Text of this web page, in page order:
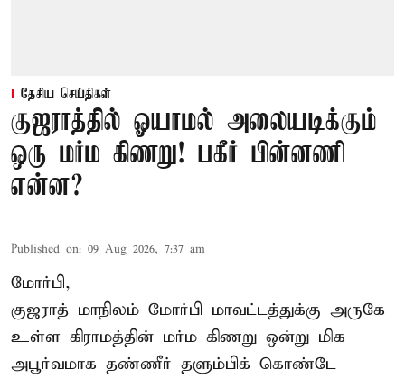
தேசிய செய்திகள்
குஜராத்தில் ஓயாமல் அலையடிக்கும்
ஒரு மர்ம கிணறு! பகீர் பின்னணி
என்ன?
Published on: 09 Aug 2026, 7:37 am
மோர்பி,
குஜராத் மாநிலம் மோர்பி மாவட்டத்துக்கு அருகே
உள்ள கிராமத்தின் மர்ம கிணறு ஒன்று மிக
அபூர்வமாக தண்ணீர் தளும்பிக் கொண்டே